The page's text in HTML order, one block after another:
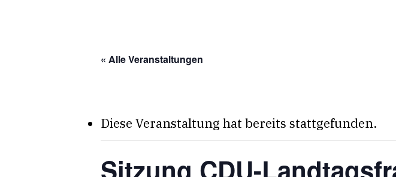
« Alle Veranstaltungen
Diese Veranstaltung hat bereits stattgefunden.
Sitzung CDU-